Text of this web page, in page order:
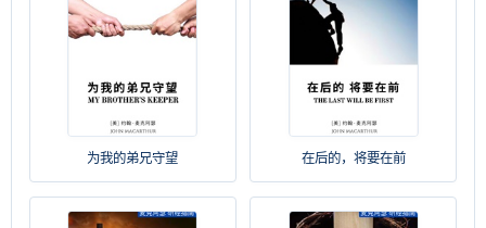
为我的弟兄守望 在后的，将要在前